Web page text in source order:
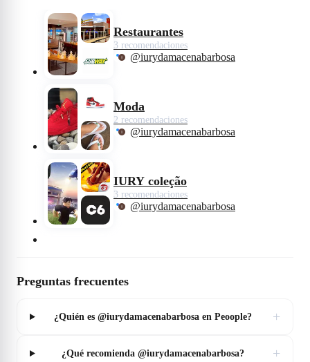
Restaurantes
3 recomendaciones
@iurydamacenabarbosa
Moda
2 recomendaciones
@iurydamacenabarbosa
IURY coleção
3 recomendaciones
@iurydamacenabarbosa
Preguntas frecuentes
¿Quién es @iurydamacenabarbosa en Peoople? +
¿Qué recomienda @iurydamacenabarbosa? +